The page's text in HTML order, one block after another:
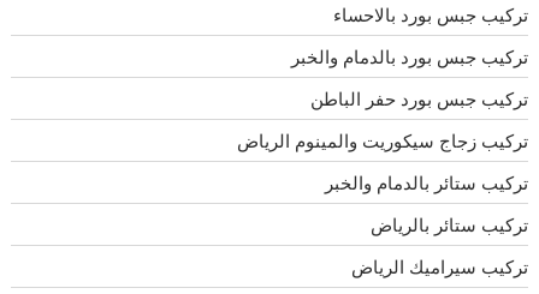
تركيب جبس بورد بالاحساء
تركيب جبس بورد بالدمام والخبر
تركيب جبس بورد حفر الباطن
تركيب زجاج سيكوريت والمينوم الرياض
تركيب ستائر بالدمام والخبر
تركيب ستائر بالرياض
تركيب سيراميك الرياض